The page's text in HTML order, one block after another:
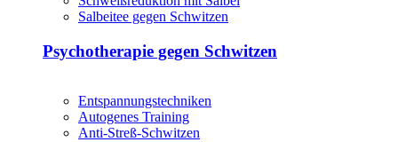
Salbeitee gegen Schwitzen
Psychotherapie gegen Schwitzen
Entspannungstechniken
Autogenes Training
Anti-Streß-Schwitzen